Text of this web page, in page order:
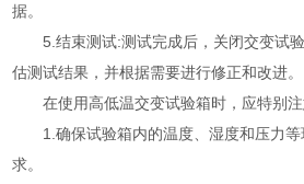
据。
5.结束测试:测试完成后，关闭交变试验
估测试结果，并根据需要进行修正和改进。
在使用高低温交变试验箱时，应特别注
1.确保试验箱内的温度、湿度和压力等
求。